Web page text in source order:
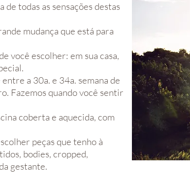
de todas as sensações destas
mudança que está para
você escolher: em sua casa,
a 30a. e 34a. semana de
Fazemos quando você sentir
coberta e aquecida, com
peças que tenho à
bodies, cropped,
gestante.